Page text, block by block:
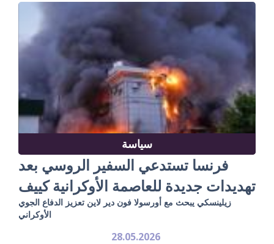
سياسة
فرنسا تستدعي السفير الروسي بعد
تهديدات جديدة للعاصمة الأوكرانية كييف
زيلينسكي يبحث مع أورسولا فون دير لاين تعزيز الدفاع الجوي
الأوكراني
28.05.2026